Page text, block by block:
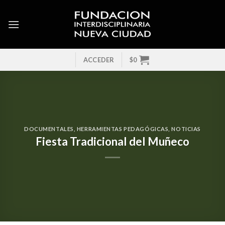
content
ACCEDER $0
DOCUMENTALES HERRAMIENTAS PEDAGÓGICAS ,NOTICIAS
Fiesta Tradicional del Muñeco